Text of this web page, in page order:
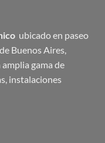
ubicado en paseo
Buenos Aires,
gama de
instalaciones